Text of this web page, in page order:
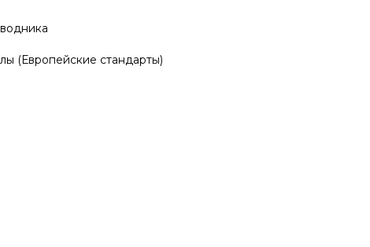
(Европейские стандарты)